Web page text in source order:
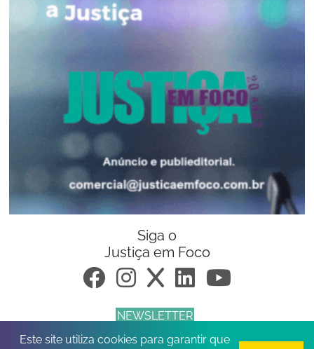
Siga o
Justiça em Foco
NEWSLETTER
Este site utiliza cookies para garantir que